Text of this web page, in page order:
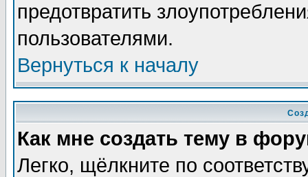
предотвратить
пользователями.
Вернуться к началу
Как мне создать тему в
Легко, щёлкните по